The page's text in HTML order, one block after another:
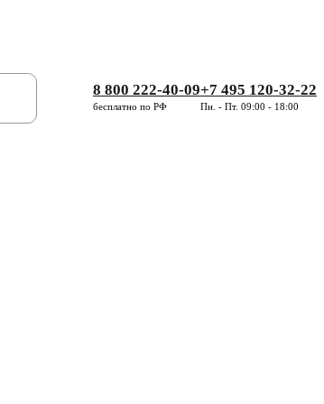
8 800 222-40-09
бесплатно по РФ
+7 495 120-32-22
Пн. - Пт. 09:00 - 18:00